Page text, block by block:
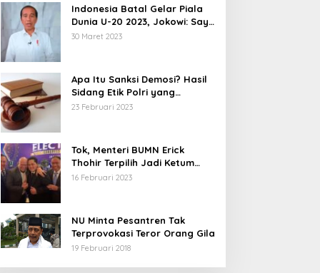
Indonesia Batal Gelar Piala
Dunia U-20 2023, Jokowi: Saya
Juga Kecewa dan Sedih
30 Maret 2023
Apa Itu Sanksi Demosi? Hasil
Sidang Etik Polri yang
Diterima Bharada E
23 Februari 2023
Tok, Menteri BUMN Erick
Thohir Terpilih Jadi Ketum
PSSI.
16 Februari 2023
NU Minta Pesantren Tak
Terprovokasi Teror Orang Gila
19 Februari 2018